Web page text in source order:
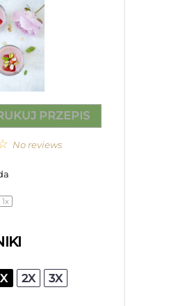
PRZEPIS
No reviews
1x
2X 3X